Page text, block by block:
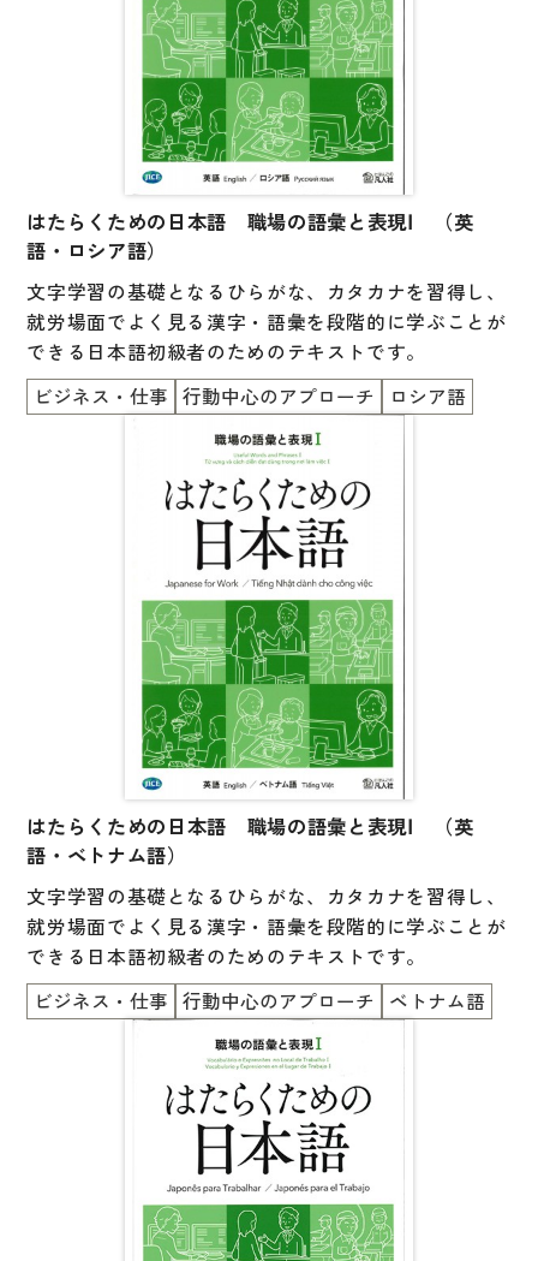
はたらくための日本語 職場の語彙と表現Ⅰ （英
語・ロシア語）
文字学習の基礎となるひらがな、カタカナを習得し、
就労場面でよく見る漢字・語彙を段階的に学ぶことが
できる日本語初級者のためのテキストです。
ビジネス・仕事 行動中心のアプローチ ロシア語
はたらくための日本語 職場の語彙と表現Ⅰ （英
語・ベトナム語）
文字学習の基礎となるひらがな、カタカナを習得し、
就労場面でよく見る漢字・語彙を段階的に学ぶことが
できる日本語初級者のためのテキストです。
ビジネス・仕事 行動中心のアプローチ ベトナム語